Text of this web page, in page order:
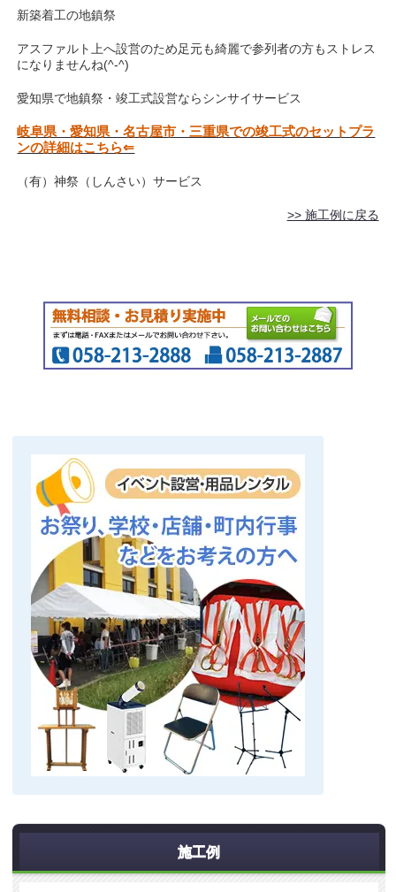
新築着工の地鎮祭
アスファルト上へ設営のため足元も綺麗で参列者の方もストレス
になりませんね(^-^)
愛知県で地鎮祭・竣工式設営ならシンサイサービス
岐阜県・愛知県・名古屋市・三重県での竣工式のセットプラ
ンの詳細はこちら⇐
（有）神祭（しんさい）サービス
>> 施工例に戻る
施工例